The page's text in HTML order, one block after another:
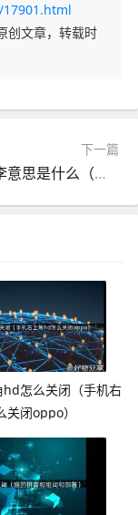
创文章，转载时
下一篇
投桃报李意思是什么（李代桃僵的意思）
hd怎么关闭（手机右
关闭oppo）